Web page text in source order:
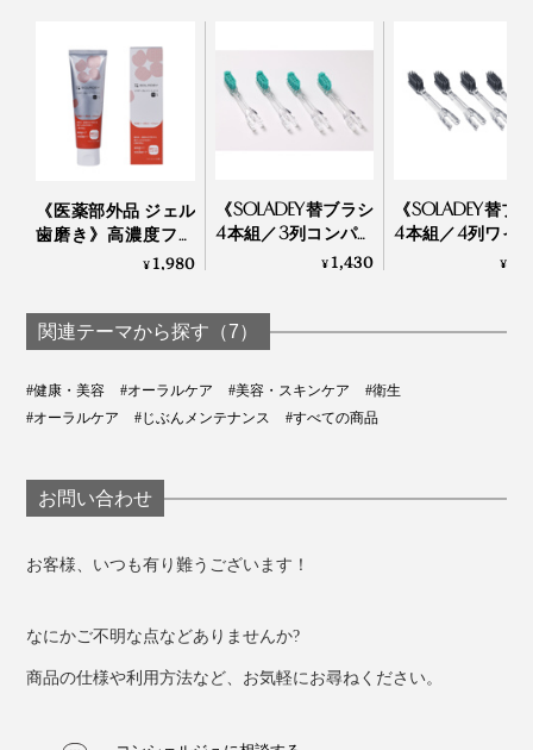
《医薬部外品 ジェル
歯磨き》高濃度フッ
素配合、口臭・歯周
トリートメントプラ
スS」｜SOLADEY
¥1,980
《SOLADEY替ブラシ
4本組／3列コンパク
ト・強ラバーポイン
かりと落とす、コン
パクト替ブラシ｜
¥1,430
《SOLADEY替ブ
4本組／4列ワイ
全極細スパイ
凹凸で歯垢をか
¥
関連テーマから探す（7）
#健康・美容 #オーラルケア #美容・スキンケア
#衛生
#オーラルケア
#じぶんメンテナンス #すべての商品
お問い合わせ
お客様、いつも有り難うございます！
なにかご不明な点などありませんか?
商品の仕様や利用方法など、お気軽にお尋ねください。